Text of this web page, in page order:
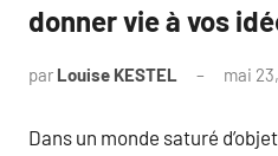
donner vie à vos
par Louise KESTEL mai
Dans un monde saturé